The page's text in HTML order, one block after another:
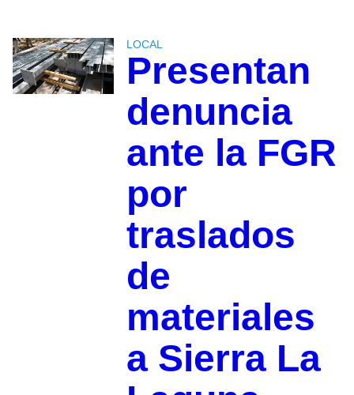
LOCAL
Presentan
denuncia
ante la FGR
por
traslados
de
materiales
a Sierra La